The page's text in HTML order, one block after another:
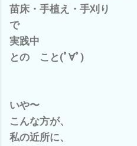
苗床・手植え・手刈り
で
実践中
との こと(ﾟ∀ﾟ)
いや〜
こんな方が、
私の近所に、